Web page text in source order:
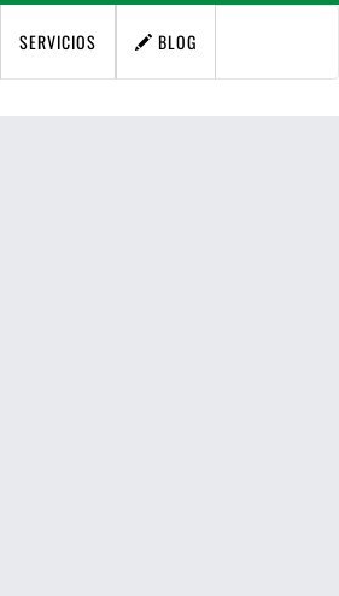
SERVICIOS BLOG